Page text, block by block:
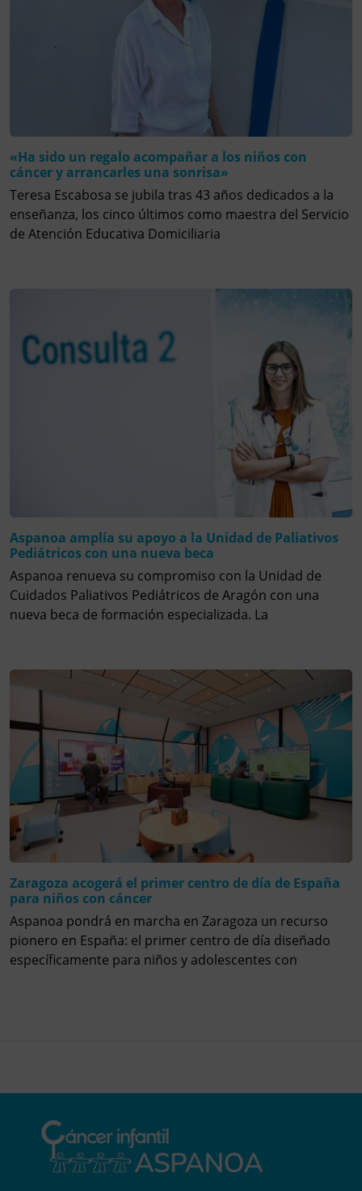
«Ha sido un regalo acompañar a los niños con
cáncer y arrancarles una sonrisa»
Teresa Escabosa se jubila tras 43 años dedicados a la
enseñanza, los cinco últimos como maestra del Servicio
de Atención Educativa Domiciliaria
Aspanoa amplía su apoyo a la Unidad de Paliativos
Pediátricos con una nueva beca
Aspanoa renueva su compromiso con la Unidad de
Cuidados Paliativos Pediátricos de Aragón con una
nueva beca de formación especializada. La
Zaragoza acogerá el primer centro de día de España
para niños con cáncer
Aspanoa pondrá en marcha en Zaragoza un recurso
pionero en España: el primer centro de día diseñado
específicamente para niños y adolescentes con